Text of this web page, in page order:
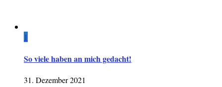
1
So viele haben an mich gedacht!
31. Dezember 2021